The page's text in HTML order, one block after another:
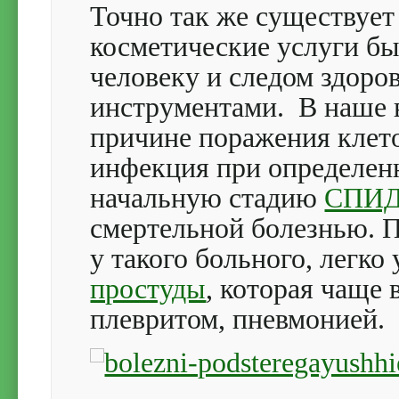
Точно так же
косметические услуги
человеку и следом
инструментами. В
причине поражения
инфекция при
начальную стадию
смертельной болезнью.
у такого больного,
простуды, которая чаще
плевритом, пневмонией.